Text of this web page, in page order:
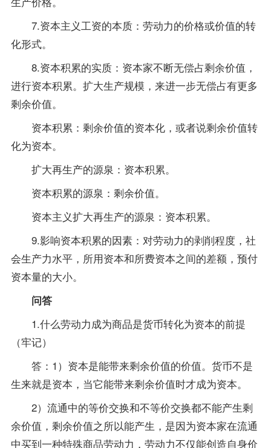
7.资本主义工资的本质：劳动力的价格或价值的转
化形式。
8.资本积累的实质：资本家不断无偿占剩余价值，
进行资本积累。扩大生产规模，来进一步无偿占有更多
剩余价值。
资本积累：剩余价值的资本化，或者说剩余价值转
化为资本。
扩大再生产的源泉：资本积累。
资本积累的源泉：剩余价值。
资本主义扩大再生产的源泉：资本积累。
9.影响资本积累的因素：对劳动力的剥削程度，社
会生产力水平，所用资本和所费资本之间的差额，预付
资本量的大小。
问答
1.什么劳动力成为商品是货币转化为资本的前提
（牢记）
答：1）资本是能带来剩余价值的价值。货币不是
生来就是资本，当它能带来剩余价值时才成为资本。
2）流通中的等价交换和不等价交换都不能产生剩
余价值，剩余价值之所以能产生，是因为资本家在流通
中买到一种特殊商品劳动力，劳动力不仅能创造自身价